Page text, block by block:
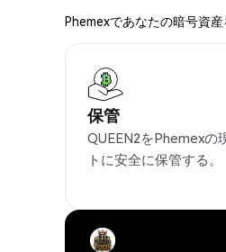
Phemexであなたの暗号資産
保管
QUEEN2をPhemexの
トに安全に保管する。